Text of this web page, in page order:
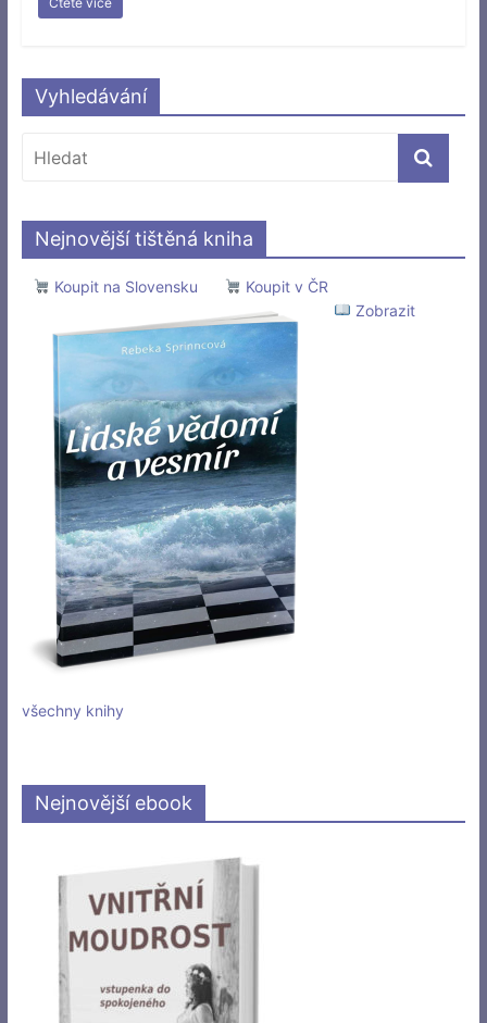
Vyhledávání
Nejnovější tištěná kniha
Koupit na Slovensku
Koupit v ČR
Zobrazit
všechny knihy
Nejnovější ebook